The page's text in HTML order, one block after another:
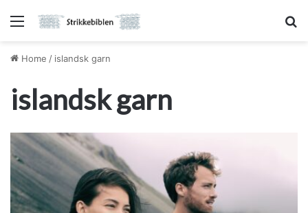
Menu
Home / islandsk garn
islandsk garn